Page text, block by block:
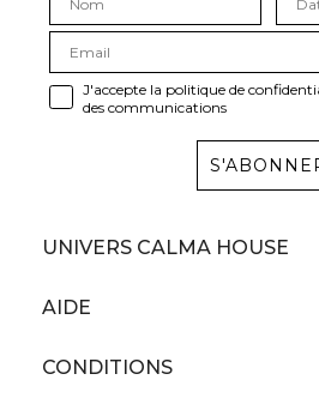
J'accepte la politique de
des communications
UNIVERS CALMA HOUSE
AIDE
CONDITIONS